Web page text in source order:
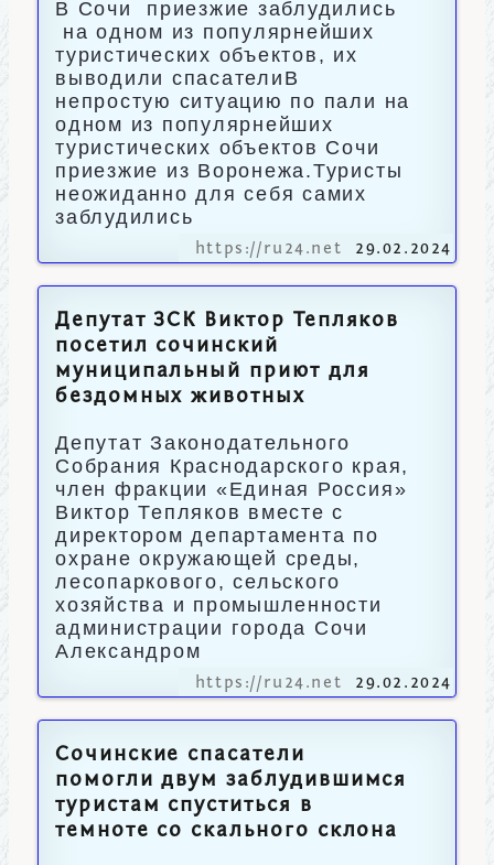
В Сочи приезжие заблудились
на одном из популярнейших
туристических объектов, их
выводили спасателиВ
непростую ситуацию по пали на
одном из популярнейших
туристических объектов Сочи
приезжие из Воронежа.Туристы
неожиданно для себя самих
заблудились
https://ru24.net 29.02.2024
Депутат ЗСК Виктор Тепляков
посетил сочинский
муниципальный приют для
бездомных животных
Депутат Законодательного
Собрания Краснодарского края,
член фракции «Единая Россия»
Виктор Тепляков вместе с
директором департамента по
охране окружающей среды,
лесопаркового, сельского
хозяйства и промышленности
администрации города Сочи
Александром
https://ru24.net 29.02.2024
Сочинские спасатели
помогли двум заблудившимся
туристам спуститься в
темноте со скального склона